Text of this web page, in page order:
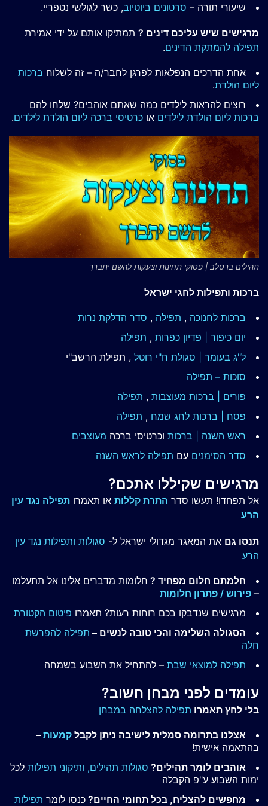
שיעורי תורה – סרטונים ביוטיוב, כשר לגולשי נטפריי.
מרגישים שיש עליכם דינים ? תמתיקו אותם על ידי אמירת
תפילה להמתקת הדינים.
אחת הדרכים הנפלאות לפרגן לחבר/ה – זה לשלוח ברכות
ליום הולדת.
רוצים להראות לילדים כמה שאתם אוהבים? שלחו להם
ברכות ליום הולדת לילדים או כרטיסי ברכה ליום הולדת לילדים.
תהילים ברסלב | פסוקי תחינות וצעקות להשם יתברך
ברכות ותפילות לחגי ישראל
ברכות לחנוכה , תפילה , סדר הדלקת נרות
יום כיפור | פדיון כפרות , תפילה
ל"ג בעומר | סגולת ח"י רוטל , תפילת הרשב"י
סוכות – תפילה
פורים | ברכות מעוצבות , תפילה
פסח | ברכות לחג שמח , תפילה
ראש השנה | ברכות וכרטיסי ברכה מעוצבים
סדר הסימנים עם תפילה לראש השנה
מרגישים שקיללו אתכם?
אל תפחדו! תעשו סדר התרת קללות או תאמרו תפילה נגד עין
הרע
תנסו גם את המאגר מגדולי ישראל ל- סגולות ותפילות נגד עין
הרע
חלמתם חלום מפחיד ? חלומות מדברים אלינו אל תתעלמו
– פירוש / פתרון חלומות
מרגישים שנדבקו בכם רוחות רעות? תאמרו פיטום הקטורת
הסגולה השלימה והכי טובה לנשים – תפילה להפרשת
חלה
תפילה למוצאי שבת – להתחיל את השבוע בשמחה
עומדים לפני מבחן חשוב?
בלי לחץ תאמרו תפילה להצלחה במבחן
אצלנו בתרומה סמלית לישיבה ניתן לקבל קמעות –
בהתאמה אישית!
אוהבים לומר תהילים? סגולות תהילים, ותיקוני תפילות לכל
ימות השבוע ע"פ הקבלה
מחפשים להצליח, בכל תחומי החיים? כנסו לומר תפילות